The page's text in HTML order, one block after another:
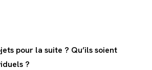
pour la suite ? Qu’ils soient
?